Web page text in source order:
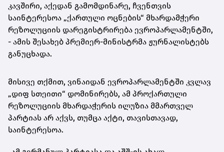
კავშირი, აქედან გამომდინარე, ჩვენთვის
საინტერესოა „ქართული ოცნების“ მხარდამჭერი
რეზოლუციის დარეგისტრირება ევროპარლამენტში,
- ამის შესახებ პრემიერ-მინისტრმა ჟურნალისტებს
განუცხადა.
მისივე თქმით, ვინაიდან ევროპარლამენტში კვლავ
„დიფ სთეითი“ დომინირებს, ამ პროქართული
რეზოლუციის მხარდაჭერის ილუზია მმართველ
პარტიას არ აქვს, თუმცა აქტი, თავისთავად,
საინტერესოა.